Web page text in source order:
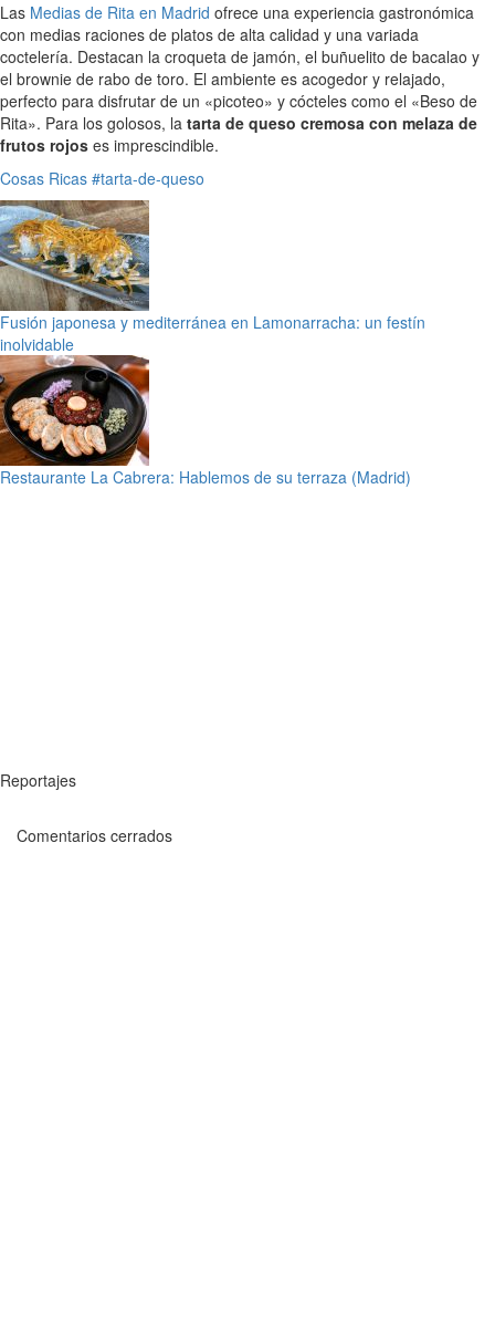
Las Medias de Rita en Madrid ofrece una experiencia gastronómica
con medias raciones de platos de alta calidad y una variada
coctelería. Destacan la croqueta de jamón, el buñuelito de bacalao y
el brownie de rabo de toro. El ambiente es acogedor y relajado,
perfecto para disfrutar de un «picoteo» y cócteles como el «Beso de
Rita». Para los golosos, la tarta de queso cremosa con melaza de
frutos rojos es imprescindible.
Cosas Ricas #tarta-de-queso
Fusión japonesa y mediterránea en Lamonarracha: un festín
inolvidable
Restaurante La Cabrera: Hablemos de su terraza (Madrid)
Reportajes
Comentarios cerrados